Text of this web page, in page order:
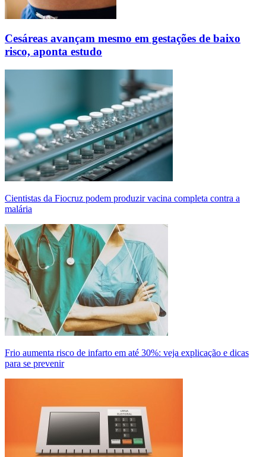
Cesáreas avançam mesmo em gestações de baixo
risco, aponta estudo
Cientistas da Fiocruz podem produzir vacina completa contra a
malária
Frio aumenta risco de infarto em até 30%: veja explicação e dicas
para se prevenir